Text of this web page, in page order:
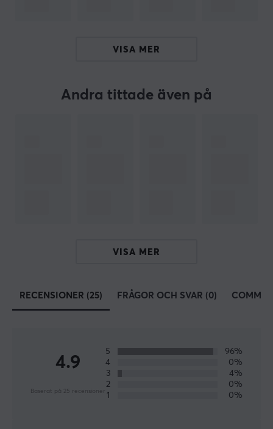
åren har de fått ett starkt omdöme bland vanliga
användare och entusiaster inom gaming-communityn.
prestanda och kvalitet.
SPECIFIKATIONER
EGENSKAPER
Orange
VISA MER
Andra tittade även på
VISA MER
RECENSIONER (25) FRÅGOR OCH SVAR (0)
4.9
Baserat på 25 recensioner
5
96%
4
0%
3
4%
2
0%
1
0%